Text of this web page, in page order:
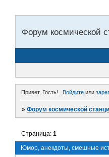
Форум космической
Привет, Гость! Войдитеили
»Форум космической
Юмор, анекдоты, смешные
Страница:1